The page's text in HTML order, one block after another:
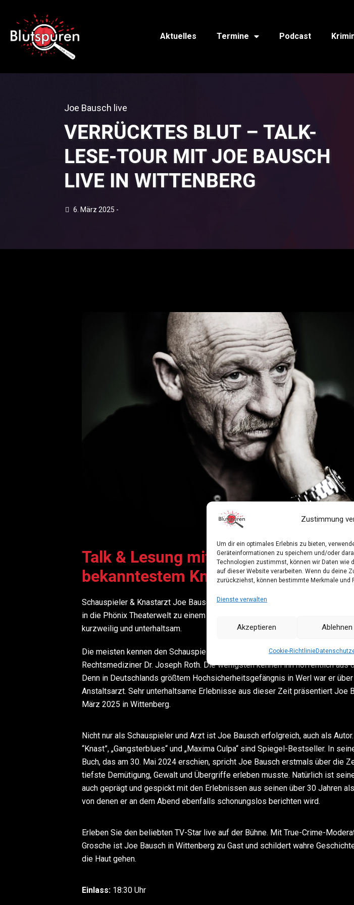
Zustimmung
Um dir ein optimales Erlebnis zu bieten,
Geräteinformationen zu speichern und/oder
Technologien zustimmst, können wir Daten wie
auf dieser Website verarbeiten. Wenn du deine
zurückziehst, können bestimmte Merkmale und
Dienste verwalten
Akzeptieren Ablehnen
Cookie-Richtlinie
Aktuelles Termine Podcast
Joe Bausch live
VERRÜCKTES BLUT – TALK-
LESE-TOUR MIT JOE BAUSCH
LIVE IN WITTENBERG
6. März 2025 -
Talk & Lesung mit Deutschlands
bekanntestem Knastarzt &
Schauspieler & Knastarzt Joe Bausch Joe Bauschkommt am 6. März 2025
in die Phönix Theaterwelt zu einem Talk- und Lese-Event der besonderen Art.
kurzweilig und unterhaltsam.
Die meisten kennen den Schauspieler Joe Bausch aus dem Kölner Tatort als
Rechtsmediziner Dr. Joseph Roth. Die wenigsten kennen ihn hoffentlich aus
Denn in Deutschlands größtem Hochsicherheitsgefängnis in Werl war er
Anstaltsarzt. Sehr unterhaltsame Erlebnisse aus dieser Zeit präsentiert Joe
März 2025 in Wittenberg.
Nicht nur als Schauspieler und Arzt ist Joe Bausch erfolgreich, auch als
“Knast”, „Gangsterblues“ und „Maxima Culpa“ sind Spiegel-Bestseller. In
Buch, das am 30. Mai 2024 erschien, spricht Joe Bausch erstmals über die
tiefste Demütigung, Gewalt und Übergriffe erleben musste. Natürlich ist
auch geprägt und gespickt mit den Erlebnissen aus seinen über 30 Jahren
von denen er an dem Abend ebenfalls schonungslos berichten wird.
Erleben Sie den beliebten TV-Star live auf der Bühne. Mit True-Crime-
Grosche ist Joe Bausch in Wittenberg zu Gast und schildert wahre
die Haut gehen.
Einlass: 18:30 Uhr